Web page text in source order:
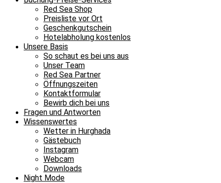
Red Sea Shop
Preisliste vor Ort
Geschenkgutschein
Hotelabholung kostenlos
Unsere Basis
So schaut es bei uns aus
Unser Team
Red Sea Partner
Öffnungszeiten
Kontaktformular
Bewirb dich bei uns
Fragen und Antworten
Wissenswertes
Wetter in Hurghada
Gästebuch
Instagram
Webcam
Downloads
Night Mode